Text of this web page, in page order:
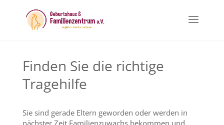
Finden Sie die richtige
Tragehilfe
Sie sind gerade Eltern geworden oder werden in
nächster Zeit Familienzuwachs bekommen und